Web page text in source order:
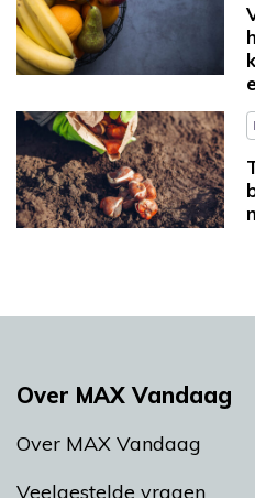
Over MAX Vandaag
Over MAX Vandaag
Veelgestelde vragen